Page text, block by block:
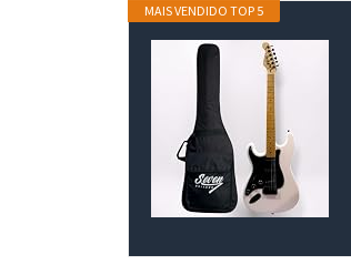
MAIS VENDIDO TOP 5